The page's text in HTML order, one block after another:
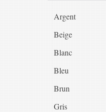
Argent
Beige
Blanc
Bleu
Brun
Gris